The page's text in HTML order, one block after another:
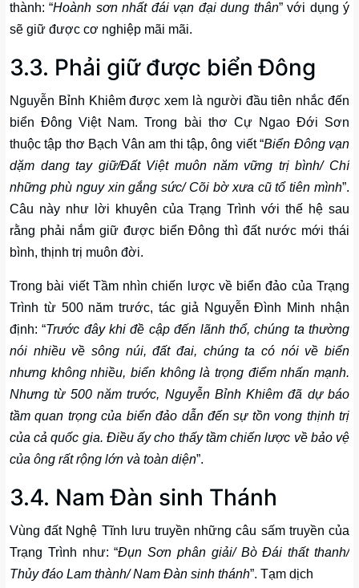
thành: “Hoành sơn nhất đái vạn đại dung thân” với dụng ý
sẽ giữ được cơ nghiệp mãi mãi.
3.3. Phải giữ được biển Đông
Nguyễn Bỉnh Khiêm được xem là người đầu tiên nhắc đến
biển Đông Việt Nam. Trong bài thơ Cự Ngao Đới Sơn
thuộc tập thơ Bạch Vân am thi tập, ông viết “Biển Đông vạn
dặm dang tay giữ/Đất Việt muôn năm vững trị bình/ Chí
những phù nguy xin gắng sức/ Cõi bờ xưa cũ tổ tiên mình”.
Câu này như lời khuyên của Trạng Trình với thế hệ sau
rằng phải nắm giữ được biển Đông thì đất nước mới thái
bình, thịnh trị muôn đời.
Trong bài viết Tầm nhìn chiến lược về biển đảo của Trạng
Trình từ 500 năm trước, tác giả Nguyễn Đình Minh nhận
định: “Trước đây khi đề cập đến lãnh thổ, chúng ta thường
nói nhiều về sông núi, đất đai, chúng ta có nói về biển
nhưng không nhiều, biển không là trọng điểm nhấn mạnh.
Nhưng từ 500 năm trước, Nguyễn Bỉnh Khiêm đã dự báo
tầm quan trọng của biển đảo dẫn đến sự tồn vong thịnh trị
của cả quốc gia. Điều ấy cho thấy tầm chiến lược về bảo vệ
của ông rất rộng lớn và toàn diện”.
3.4. Nam Đàn sinh Thánh
Vùng đất Nghệ Tĩnh lưu truyền những câu sấm truyền của
Trạng Trình như: “Đụn Sơn phân giải/ Bò Đái thất thanh/
Thủy đáo Lam thành/ Nam Đàn sinh thánh”. Tạm dịch